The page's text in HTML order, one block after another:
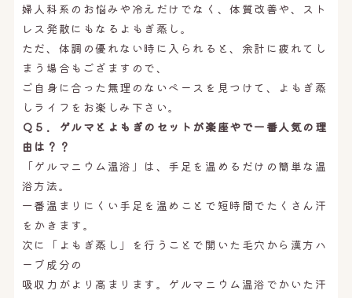
婦人科系のお悩みや冷えだけでなく、体質改善や、スト
レス発散にもなるよもぎ蒸し。
ただ、体調の優れない時に入られると、余計に疲れてし
まう場合もござますので、
ご自身に合った無理のないペースを見つけて、よもぎ蒸
しライフをお楽しみ下さい。
Ｑ５．ゲルマとよもぎのセットが楽座やで一番人気の理
由は？？
「ゲルマニウム温浴」は、手足を温めるだけの簡単な温
浴方法。
一番温まりにくい手足を温めことで短時間でたくさん汗
をかきます。
次に「よもぎ蒸し」を行うことで開いた毛穴から漢方ハ
ーブ成分の
吸収力がより高まります。ゲルマニウム温浴でかいた汗